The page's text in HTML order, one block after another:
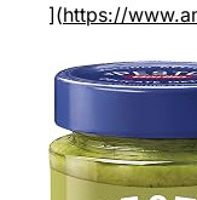
](https://